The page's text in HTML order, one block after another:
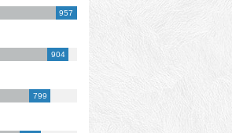
957
904
799